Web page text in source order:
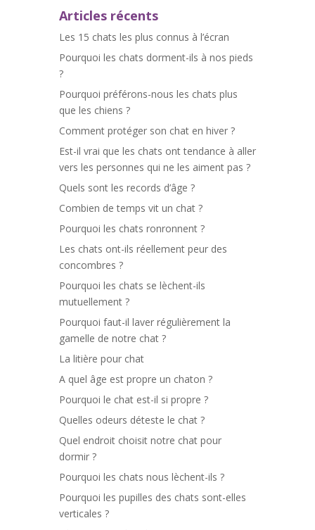
Articles récents
Les 15 chats les plus connus à l’écran
Pourquoi les chats dorment-ils à nos pieds
?
Pourquoi préférons-nous les chats plus
que les chiens ?
Comment protéger son chat en hiver ?
Est-il vrai que les chats ont tendance à aller
vers les personnes qui ne les aiment pas ?
Quels sont les records d’âge ?
Combien de temps vit un chat ?
Pourquoi les chats ronronnent ?
Les chats ont-ils réellement peur des
concombres ?
Pourquoi les chats se lèchent-ils
mutuellement ?
Pourquoi faut-il laver régulièrement la
gamelle de notre chat ?
La litière pour chat
A quel âge est propre un chaton ?
Pourquoi le chat est-il si propre ?
Quelles odeurs déteste le chat ?
Quel endroit choisit notre chat pour
dormir ?
Pourquoi les chats nous lèchent-ils ?
Pourquoi les pupilles des chats sont-elles
verticales ?